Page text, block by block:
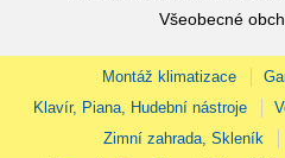
Všeobecné
Montáž klimatizace
Klavír, Piana, Hudební nástroje
Zimní zahrada, Skleník